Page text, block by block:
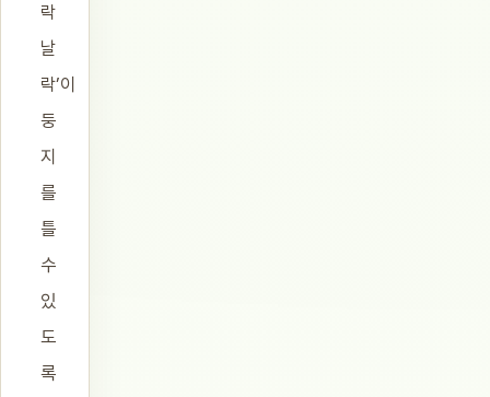
락
날
락’이
둥
지
를
틀
수
있
도
록